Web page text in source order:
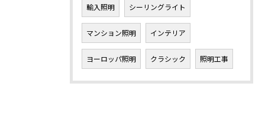
輸入照明 シーリングライト
マンション照明 インテリア
ヨーロッパ照明 クラシック 照明工事